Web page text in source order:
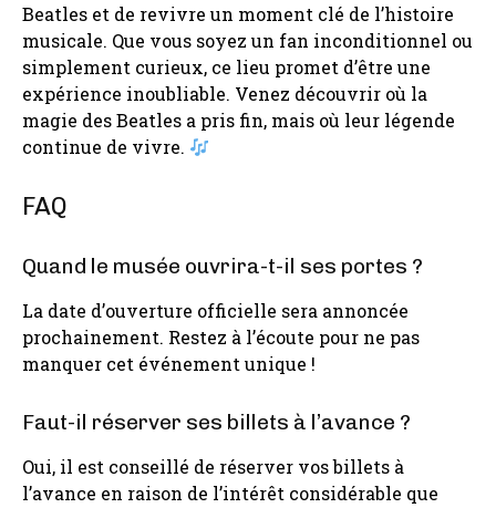
Beatles et de revivre un moment clé de l’histoire
musicale. Que vous soyez un fan inconditionnel ou
simplement curieux, ce lieu promet d’être une
expérience inoubliable. Venez découvrir où la
magie des Beatles a pris fin, mais où leur légende
continue de vivre.
FAQ
Quand le musée ouvrira-t-il ses portes ?
La date d’ouverture officielle sera annoncée
prochainement. Restez à l’écoute pour ne pas
manquer cet événement unique !
Faut-il réserver ses billets à l’avance ?
Oui, il est conseillé de réserver vos billets à
l’avance en raison de l’intérêt considérable que